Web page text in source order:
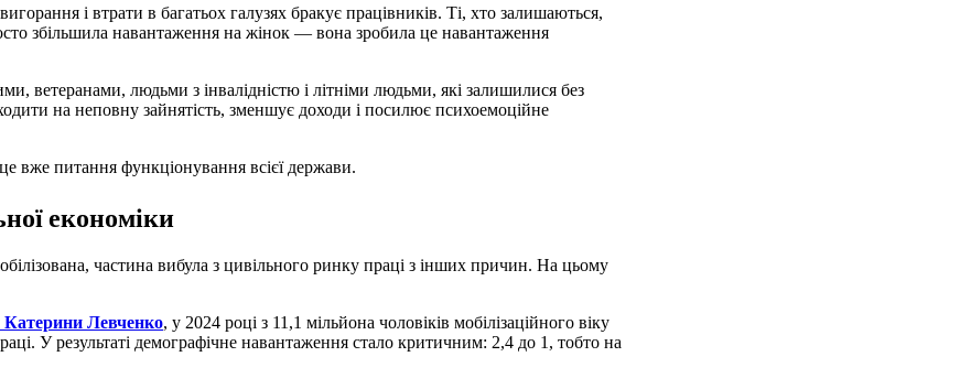
і втрати в багатьох галузях бракує працівників. Ті, хто залишаються,
збільшила навантаження на жінок — вона зробила це навантаження
ветеранами, людьми з інвалідністю і літніми людьми, які залишилися без
на неповну зайнятість, зменшує доходи і посилює психоемоційне
вже питання функціонування всієї держави.
економіки
частина вибула з цивільного ринку праці з інших причин. На цьому
Катерини Левченко, у 2024 році з 11,1 мільйона чоловіків мобілізаційного віку
У результаті демографічне навантаження стало критичним: 2,4 до 1, тобто на